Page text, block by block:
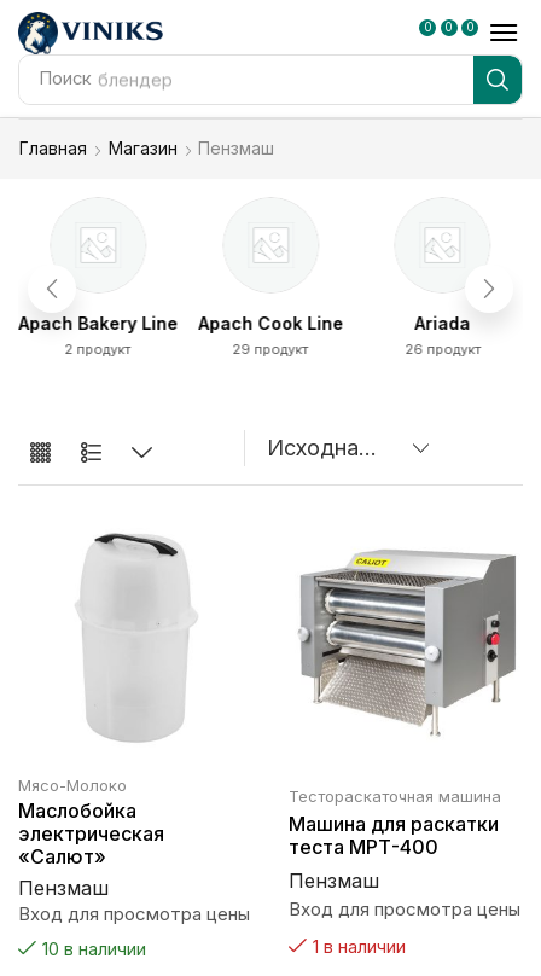
Поиск блендер
0 0 0
Главная Магазин Пензмаш
Apach Bakery Line
2 продукт
Apach Cook Line
29 продукт
Ariada
26 продукт
Мясо-Молоко
Маслобойка
электрическая
«Салют»
Пензмаш
Вход для просмотра цены
10 в наличии
Тестораскаточная машина
Машина для раскатки
теста МРТ-400
Пензмаш
Вход для просмотра цены
1 в наличии